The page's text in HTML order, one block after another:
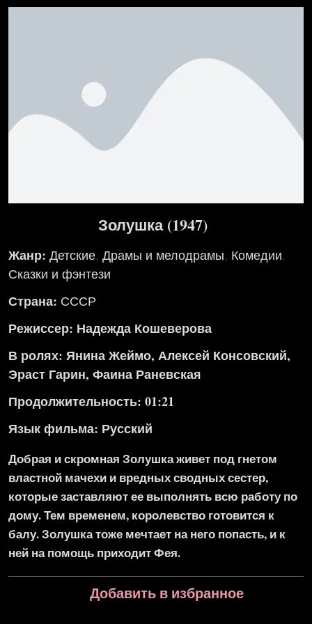
Золушка (1947)
Жанр: Детские, Драмы и мелодрамы, Комедии,
Сказки и фэнтези
Страна: СССР
Режиссер: Надежда Кошеверова
В ролях: Янина Жеймо, Алексей Консовский,
Эраст Гарин, Фаина Раневская
Продолжительность: 01:21
Язык фильма: Русский
Добрая и скромная Золушка живет под гнетом
властной мачехи и вредных сводных сестер,
которые заставляют ее выполнять всю работу по
дому. Тем временем, королевство готовится к
балу. Золушка тоже мечтает на него попасть, и к
ней на помощь приходит Фея.
Добавить в избранное